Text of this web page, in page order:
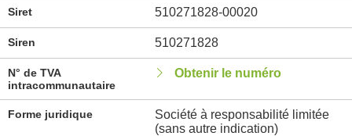
Siret 510271828-00020
Siren 510271828
N° de TVA
intracommunautaire
Obtenir le numéro
Forme juridique
Société à responsabilité limitée
(sans autre indication)